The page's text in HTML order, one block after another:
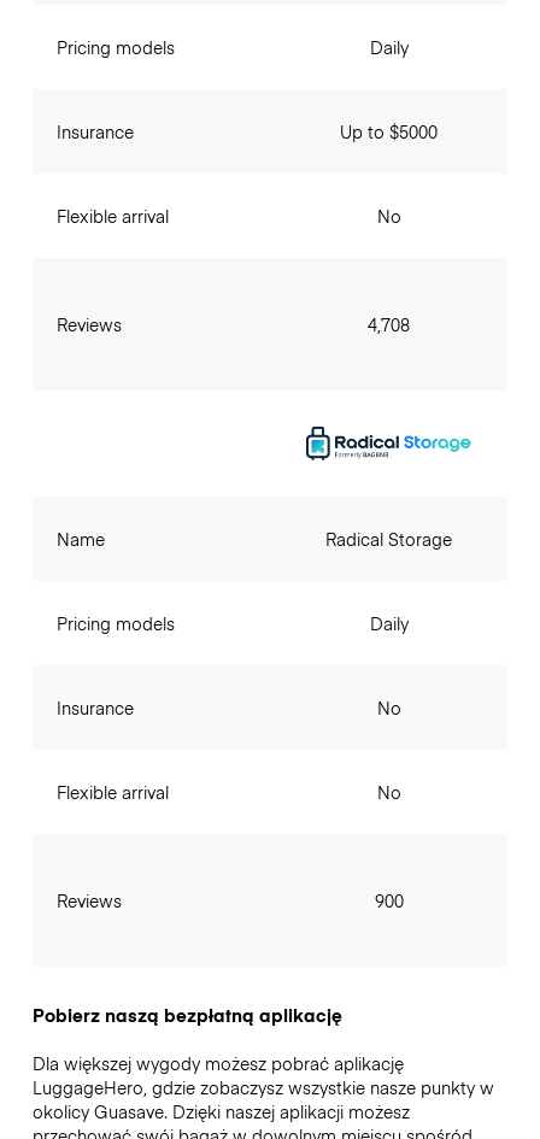
Pricing models
Insurance
Flexible arrival
Reviews
Daily
Up to $5000
No
4,708
Name
Pricing models
Insurance
Flexible arrival
Reviews
Radical Storage
Daily
No
No
900
Pobierz naszą bezpłatną aplikację
Dla większej wygody możesz pobrać aplikację
LuggageHero, gdzie zobaczysz wszystkie nasze punkty w
okolicy Guasave. Dzięki naszej aplikacji możesz